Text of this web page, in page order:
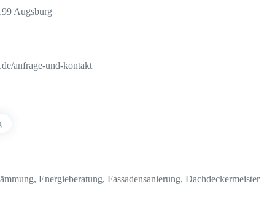
Augsburg
anfrage-und-kontakt
Energieberatung, Fassadensanierung, Dachdeckermeister